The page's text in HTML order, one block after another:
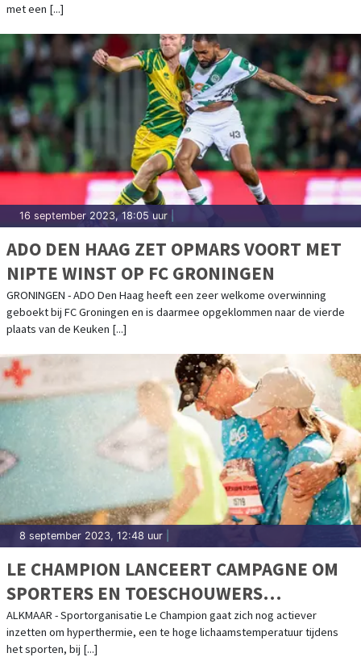
met een [...]
16 september 2023, 18:05 uur
ADO DEN HAAG ZET OPMARS VOORT MET
NIPTE WINST OP FC GRONINGEN
GRONINGEN - ADO Den Haag heeft een zeer welkome overwinning
geboekt bij FC Groningen en is daarmee opgeklommen naar de vierde
plaats van de Keuken [...]
8 september 2023, 12:48 uur
LE CHAMPION LANCEERT CAMPAGNE OM
SPORTERS EN TOESCHOUWERS
BEKENDER TE MAKEN MET
HYPERTHERMIE
ALKMAAR - Sportorganisatie Le Champion gaat zich nog actiever
inzetten om hyperthermie, een te hoge lichaamstemperatuur tijdens
het sporten, bij [...]